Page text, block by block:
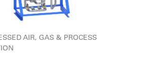
AIR, GAS & PROCESS